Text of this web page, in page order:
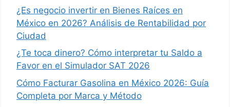
¿Es negocio invertir en Bienes Raíces en
México en 2026? Análisis de Rentabilidad por
Ciudad
¿Te toca dinero? Cómo interpretar tu Saldo a
Favor en el Simulador SAT 2026
Cómo Facturar Gasolina en México 2026: Guía
Completa por Marca y Método